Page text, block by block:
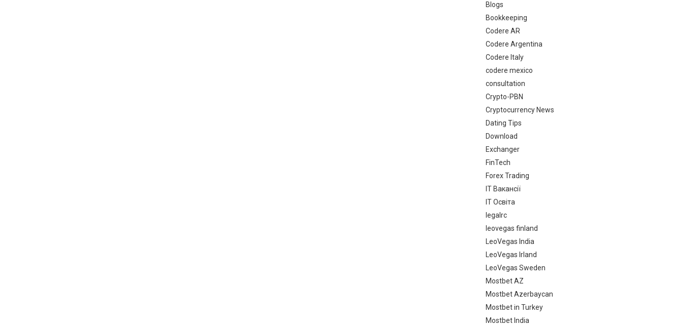
Blogs
Bookkeeping
Codere AR
Codere Argentina
Codere Italy
codere mexico
consultation
Crypto-PBN
Cryptocurrency News
Dating Tips
Download
Exchanger
FinTech
Forex Trading
IT Вакансії
IT Освіта
legalrc
leovegas finland
LeoVegas India
LeoVegas Irland
LeoVegas Sweden
Mostbet AZ
Mostbet Azerbaycan
Mostbet in Turkey
Mostbet India